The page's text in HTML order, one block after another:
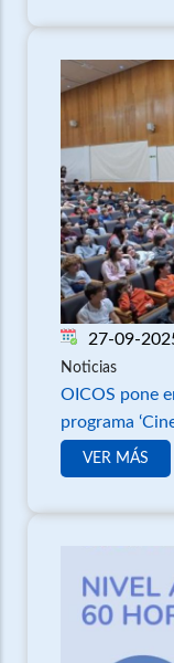
27-09-
Noticias
OICOS pone
programa
VER MÁS